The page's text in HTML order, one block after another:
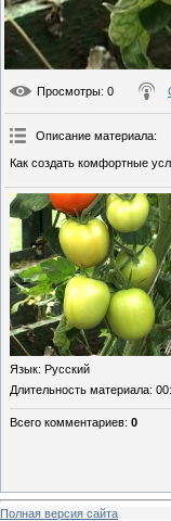
Просмотры: 0
Описание материала:
Как создать комфортные
Язык: Русский
Длительность материала:
Всего комментариев: 0
Полная версия сайта